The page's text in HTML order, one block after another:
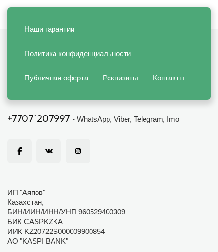
Наши гарантии
Политика конфиденциальности
Публичная оферта Реквизиты Контакты
+77071207997 - WhatsApp, Viber, Telegram, Imo
ИП "Аяпов"
Казахстан,
БИН/ИИН/ИНН/УНП 960529400309
БИК CASPKZKA
ИИК KZ20722S000009900854
АО "KASPI BANK"